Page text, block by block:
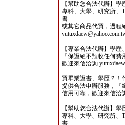
【幫助您合法代辦】
專科、大學、研究所、
書
或其它商品代買，過程
【專業合法代辦】學
『保證絕不預收任何
歡迎來信洽詢
買畢業證書、學歷？！
提供合法申辦服務，『
信用可靠，歡迎來信洽
【幫助您合法代辦】
專科、大學、研究所、
書